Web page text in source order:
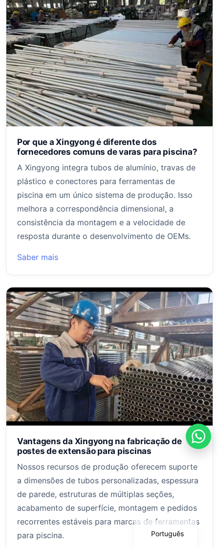
Por que a Xingyong é diferente dos
fornecedores comuns de varas para piscina?
A Xingyong integra tubos de alumínio, travas de
plástico e conectores para ferramentas de
piscina em um único sistema de produção. Isso
melhora a correspondência dimensional, a
consistência da montagem e a velocidade de
resposta durante o desenvolvimento de OEMs.
Saber mais
Vantagens da Xingyong na fabricação de
postes de extensão para piscinas
Nossos recursos de produção oferecem suporte
a dimensões de tubos personalizadas, espessura
de parede, estruturas de múltiplas seções,
acabamento de superfície, montagem e pedidos
recorrentes estáveis para marcas de ferramentas
para piscina.
Português
English
Español
Français
Deutsch